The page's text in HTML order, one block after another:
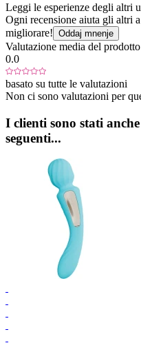
Leggi le esperienze degli altri
Ogni recensione aiuta gli altri
migliorare! Oddaj mnenje
Valutazione media del prodotto
0.0
basato su tutte le valutazioni
Non ci sono valutazioni per
I clienti sono stati
seguenti...